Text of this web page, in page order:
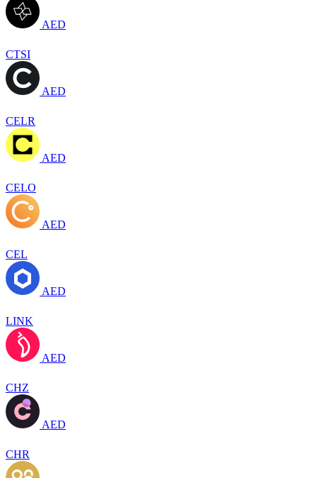
AED
CTSI
AED
CELR
AED
CELO
AED
CEL
AED
LINK
AED
CHZ
AED
CHR